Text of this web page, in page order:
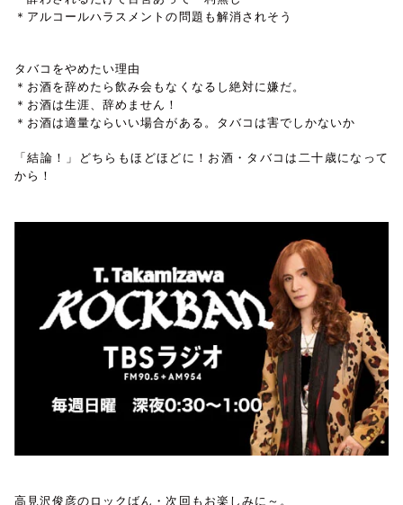
＊アルコールハラスメントの問題も解消されそう
タバコをやめたい理由
＊お酒を辞めたら飲み会もなくなるし絶対に嫌だ。
＊お酒は生涯、辞めません！
＊お酒は適量ならいい場合がある。タバコは害でしかないか
「結論！」どちらもほどほどに！お酒・タバコは二十歳になって
から！
高見沢俊彦のロックばん・次回もお楽しみに～。